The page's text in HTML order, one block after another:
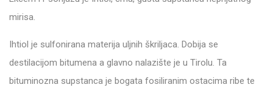
mirisa.
Ihtiol je sulfonirana materija uljnih škriljaca. Dobija se
destilacijom bitumena a glavno nalazište je u Tirolu. Ta
bituminozna supstanca je bogata fosiliranim ostacima ribe te